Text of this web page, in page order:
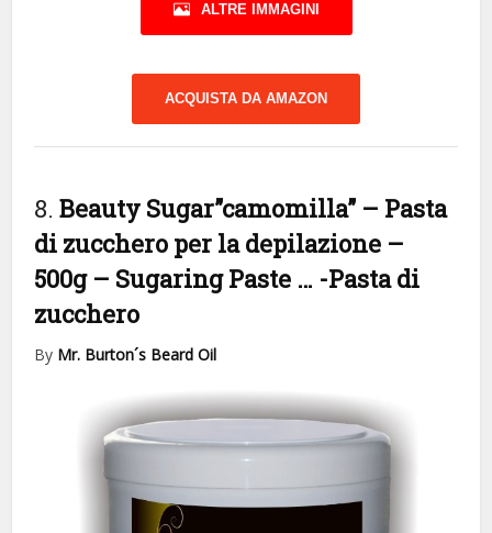
ALTRE IMMAGINI
ACQUISTA DA AMAZON
8.Beauty Sugar”camomilla” – Pasta
di zucchero per la depilazione –
500g – Sugaring Paste … -Pasta di
zucchero
By Mr. Burton´s Beard Oil